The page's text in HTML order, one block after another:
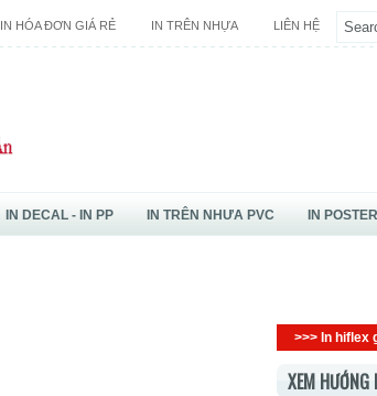
IN HÓA ĐƠN GIÁ RẺ IN TRÊN NHỰA LIÊN HỆ
IN DECAL - IN PP IN TRÊN NHƯA PVC IN
>>> In hiflex
XEM